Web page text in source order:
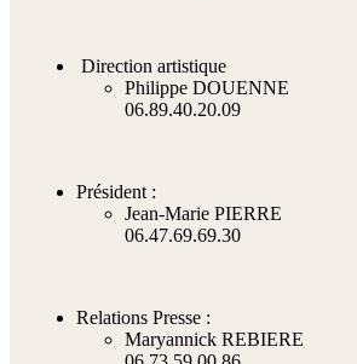
Direction artistique
Philippe DOUENNE
06.89.40.20.09
Président :
Jean-Marie PIERRE
06.47.69.69.30
Relations Presse :
Maryannick REBIERE